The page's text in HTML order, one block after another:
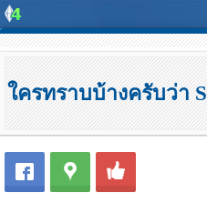
ใครทราบบ้างครับว่า